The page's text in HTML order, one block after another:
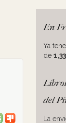
En
Ya
de
del
La